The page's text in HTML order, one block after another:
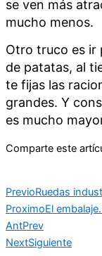
se ven más
mucho menos.
Otro truco es ir
de patatas, al
te fijas las
grandes. Y
es mucho
Comparte este
PrevioRuedas
ProximoEl
AntPrev
NextSiguiente